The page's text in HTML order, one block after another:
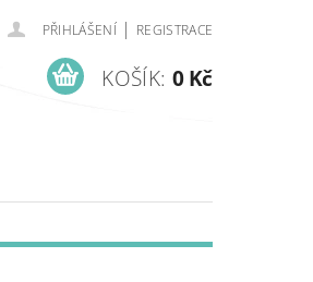
PŘIHLÁŠENÍ | REGISTRACE
KOŠÍK: 0 Kč